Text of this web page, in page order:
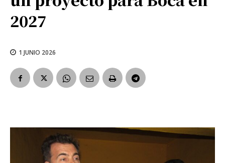
2027
1 JUNIO 2026